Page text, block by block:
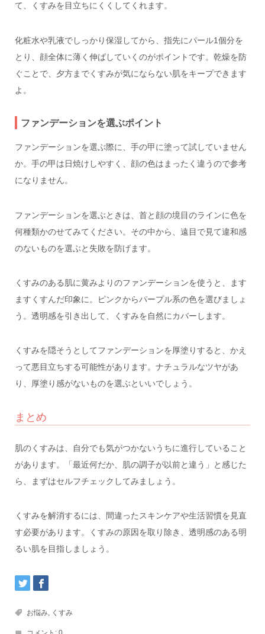
て、くすみを目立ちにくくしてくれます。
化粧水や乳液でしっかり保湿してから、指先にパール1個分を
とり、顔全体に薄く伸ばしていくのがポイントです。乾燥を防
ぐことで、夕方までくすみが気にならない肌をキープできます
よ。
ファンデーションを選ぶポイント
ファンデーションを選ぶ際に、手の甲に塗って試していません
か。手の甲は日焼けしやすく、顔の色はまったく違うので参考
になりません。
ファンデーションを選ぶときは、首と顔の境目のラインに色を
何種類かのせてみてください。その中から、遠目で見て違和感
のないものを選ぶと失敗を防げます。
くすみのある肌に黄みよりのファンデーションを使うと、ます
ますくすんだ印象に。ピンクからパープル系の色を選びましょ
う。透明感を引き出して、くすみを自然にカバーします。
くすみを隠そうとしてファンデーションを厚塗りすると、かえ
って悪目立ちする可能性があります。ナチュラルなツヤがあ
り、厚塗り感がないものを選ぶといいでしょう。
まとめ
肌のくすみは、自分でも気がつかないうちに進行していること
があります。「最近何だか、肌の調子が以前と違う」と感じた
ら、まずはセルフチェックしてみましょう。
くすみを解消するには、間違ったスキンケアや生活習慣を見直
す必要があります。くすみの原因を取り除き、透明感のある明
るい肌を目指しましょう。
お悩み, くすみ